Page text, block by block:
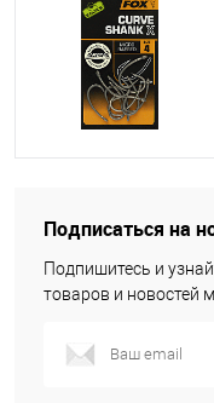
Подписаться на
Подпишитесь и
товаров и новостей